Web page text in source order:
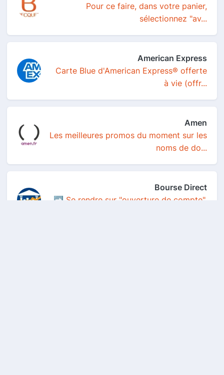
Pour ce faire, dans votre panier,
sélectionnez "av...
American Express
Carte Blue d'American Express® offerte
à vie (offr...
Amen
Les meilleures promos du moment sur les
noms de do...
Bourse Direct
➡️ Se rendre sur "ouverture de compte".